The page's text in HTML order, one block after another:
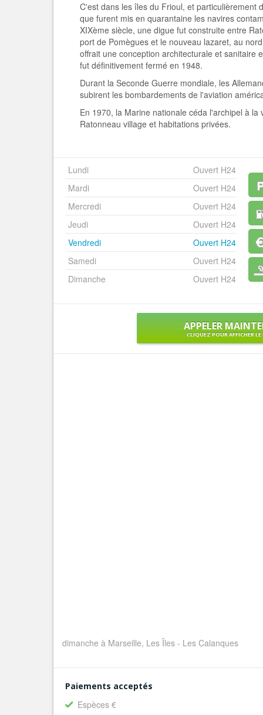
C'est dans les îles du Frioul, et particulièrement
que furent mis en quarantaine les navires
XIXème siècle, une digue fut construite entre
port de Pomègues et le nouveau lazaret, au
offrait une conception architecturale et sanitaire
fut définitivement fermé en 1948.
Durant la Seconde Guerre mondiale, les
subirent les bombardements de l'aviation
En 1970, la Marine nationale céda l'archipel à
Ratonneau village et habitations privées.
Lundi
Ouvert H24
Mardi
Ouvert H24
Mercredi
Ouvert H24
Jeudi
Ouvert H24
Vendredi
Ouvert H24
Samedi
Ouvert H24
Dimanche
Ouvert H24
APPELER
CLIQUEZ POUR AFFICHER
dimanche à Marseille, Les Îles - Les Calanques
Paiements acceptés
Espèces €